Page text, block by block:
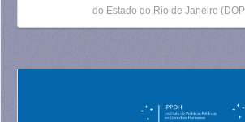
do Estado do Rio de Janeiro